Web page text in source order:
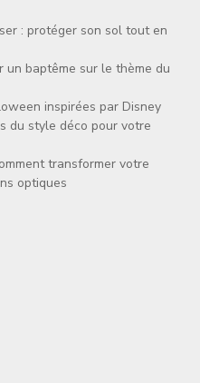
: protéger son sol tout en
un baptême sur le thème du
inspirées par Disney
du style déco pour votre
transformer votre
optiques